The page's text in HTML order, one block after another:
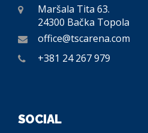
Maršala Tita 63.
24300 Bačka Topola
office@tscarena.com
+381 24 267 979
SOCIAL